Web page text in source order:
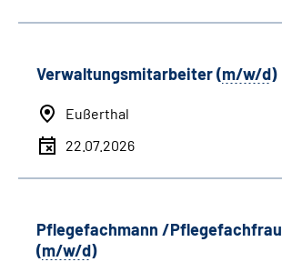
Verwaltungsmitarbeiter (m/w/d)
Eußerthal
22.07.2026
Pflegefachmann /Pflegefachfrau
(m/w/d)